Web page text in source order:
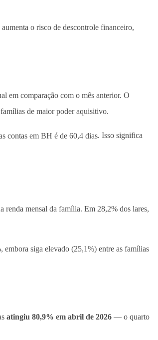
o risco de descontrole financeiro,
em comparação com o mês anterior. O
de maior poder aquisitivo.
contas em BH é de 60,4 dias. Isso significa
renda mensal da família. Em 28,2% dos lares,
embora siga elevado (25,1%) entre as famílias
atingiu 80,9% em abril de 2026 — o quarto